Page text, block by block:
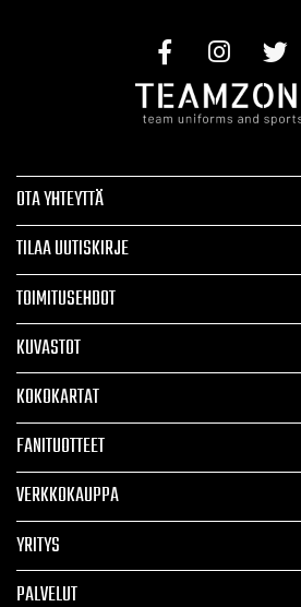
OTA YHTEYTTÄ
TILAA UUTISKIRJE
TOIMITUSEHDOT
KUVASTOT
KOKOKARTAT
FANITUOTTEET
VERKKOKAUPPA
YRITYS
PALVELUT